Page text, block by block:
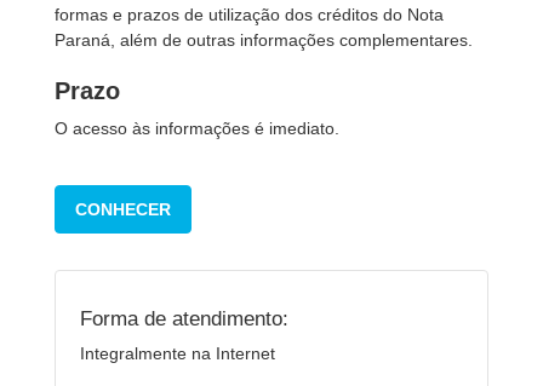
formas e prazos de utilização dos créditos do Nota
Paraná, além de outras informações complementares.
Prazo
O acesso às informações é imediato.
CONHECER
Forma de atendimento:
Integralmente na Internet